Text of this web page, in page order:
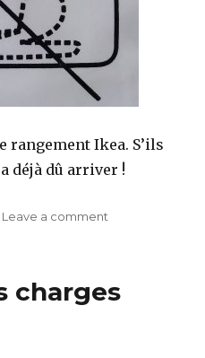
rangement Ikea. S’ils
déjà dû arriver !
Leave a comment
pour
charges